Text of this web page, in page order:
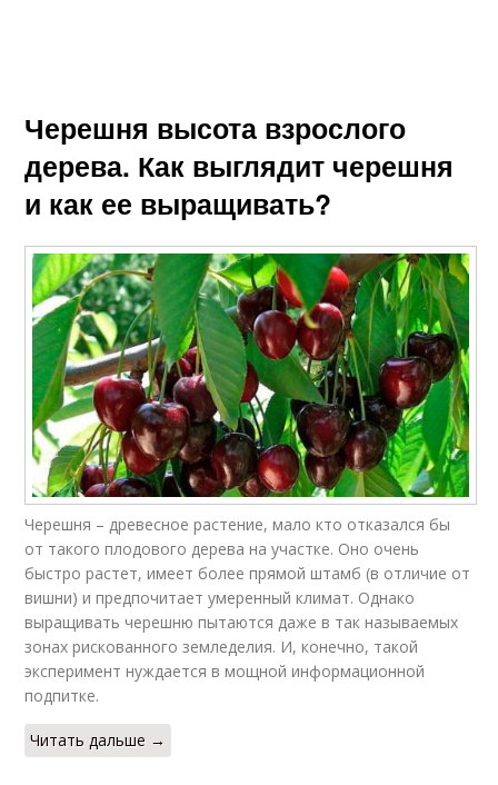
Черешня высота взрослого
дерева. Как выглядит черешня
и как ее выращивать?
Черешня – древесное растение, мало кто отказался бы
от такого плодового дерева на участке. Оно очень
быстро растет, имеет более прямой штамб (в отличие от
вишни) и предпочитает умеренный климат. Однако
выращивать черешню пытаются даже в так называемых
зонах рискованного земледелия. И, конечно, такой
эксперимент нуждается в мощной информационной
подпитке.
Читать дальше →